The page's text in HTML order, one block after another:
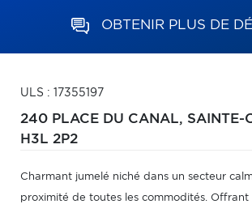
OBTENIR PLUS DE
ULS : 17355197
240 PLACE DU CANAL, SAINTE-
H3L 2P2
Charmant jumelé niché dans un secteur
proximité de toutes les commodités. Offrant